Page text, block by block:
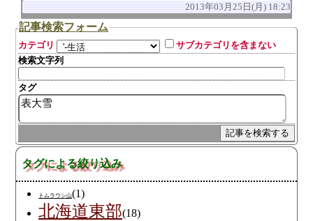
2013年03月25日(月) 18:23
記事検索フォーム
カテゴリ
サブカテゴリを含まない
検索文字列
タグ
タグによる絞り込み
トムラウシ山(1)
北海道東部(18)